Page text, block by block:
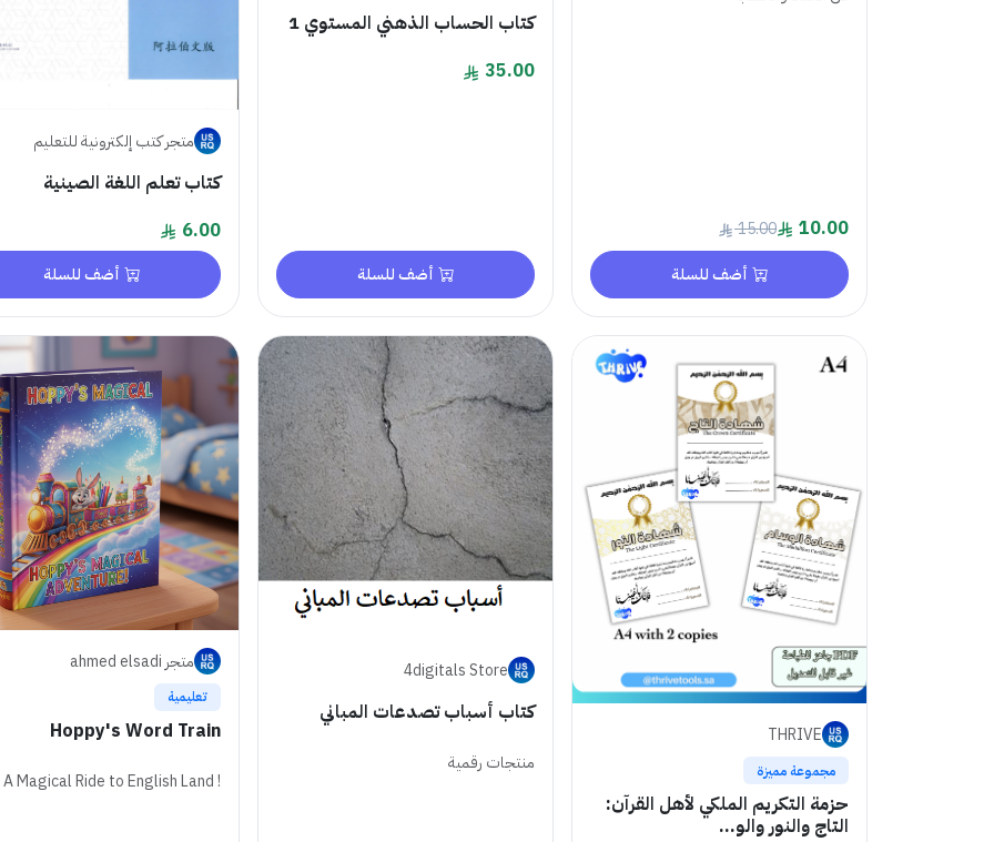
10.00
15.00
أضف للسلة
كتاب الحساب الذهني المستوي 1
35.00
أضف للسلة
متجر كتب إلكترونية للتعليم
كتاب تعلم اللغة الصينية
6.00
أضف للسلة
THRIVE
مجموعة مميزة
حزمة التكريم الملكي لأهل القرآن:
التاج والنور والو...
4digitals Store
كتاب أسباب تصدعات المباني
منتجات رقمية
متجر ahmed elsadi
تعليمية
Hoppy's Word Train
! A Magical Ride to English Land